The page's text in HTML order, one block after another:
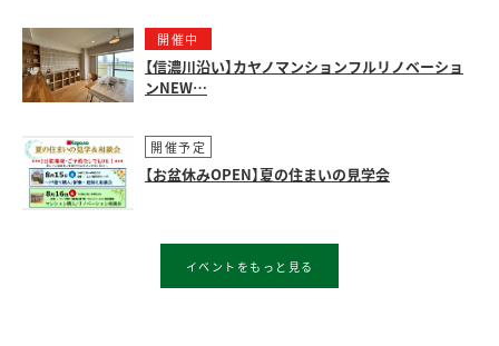
開催中
【信濃川沿い】カヤノマンションフルリノベーショ
ンNEW…
開催予定
【お盆休みOPEN】夏の住まいの見学会
イベントをもっと見る